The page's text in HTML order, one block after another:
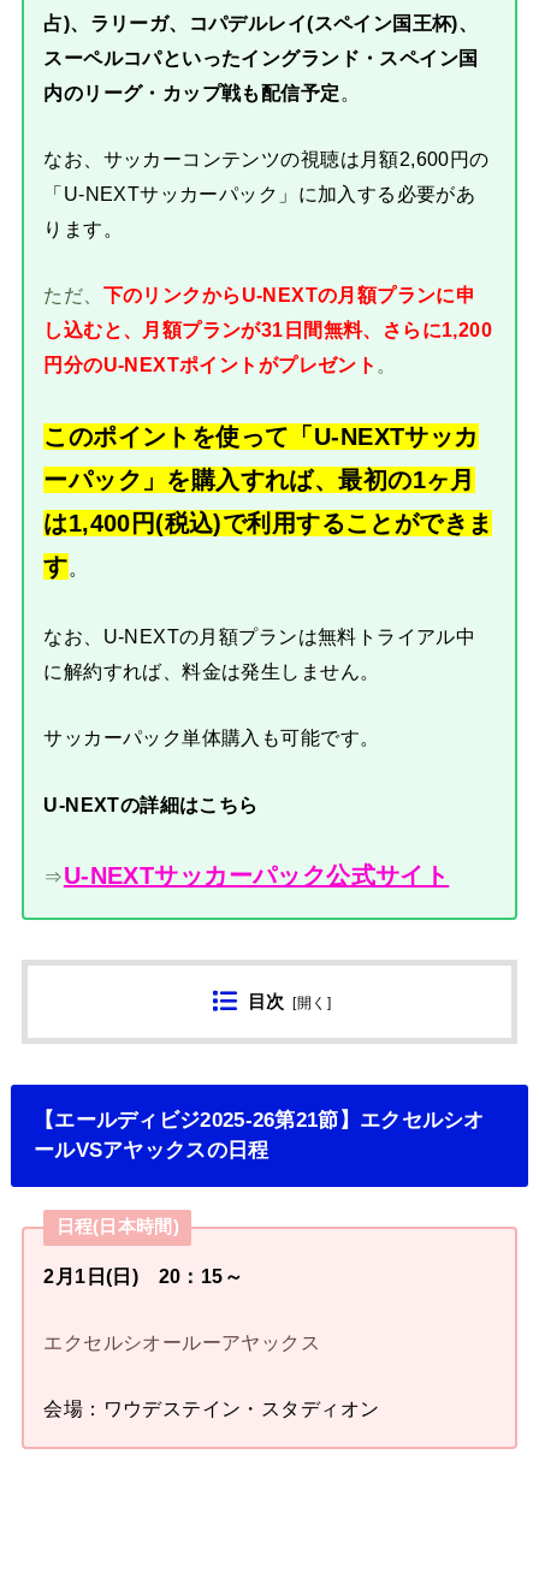
占)、ラリーガ、コパデルレイ(スペイン国王杯)、
スーペルコパといったイングランド・スペイン国
内のリーグ・カップ戦も配信予定
なお、サッカーコンテンツの視聴は月額2,600円の
「U-NEXTサッカーパック」に加入する必要があ
ります。
ただ、 下のリンクからU-NEXTの月額プランに申
し込むと、月額プランが31日間無料、さらに1,200
円分のU-NEXTポイントがプレゼント 。
このポイントを使って「U-NEXTサッカ
ーパック」を購入すれば、最初の1ヶ月
は1,400円(税込)で利用することができま
す。
なお、U-NEXTの月額プランは無料トライアル中
に解約すれば、料金は発生しません。
サッカーパック単体購入も可能です。
U-NEXTの詳細はこちら
⇒U-NEXTサッカーパック公式サイト
目次 [開く ]
【エールディビジ2025-26第21節】エクセルシオ
ールVSアヤックスの日程
日程(日本時間)
2月1日(日) 20：15～
エクセルシオールーアヤックス
会場：ワウデステイン・スタディオン